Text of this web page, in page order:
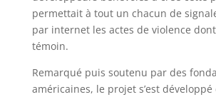
permettait à tout un chacun de
par internet les actes de violence
témoin.
Remarqué puis soutenu par des
américaines, le projet s’est